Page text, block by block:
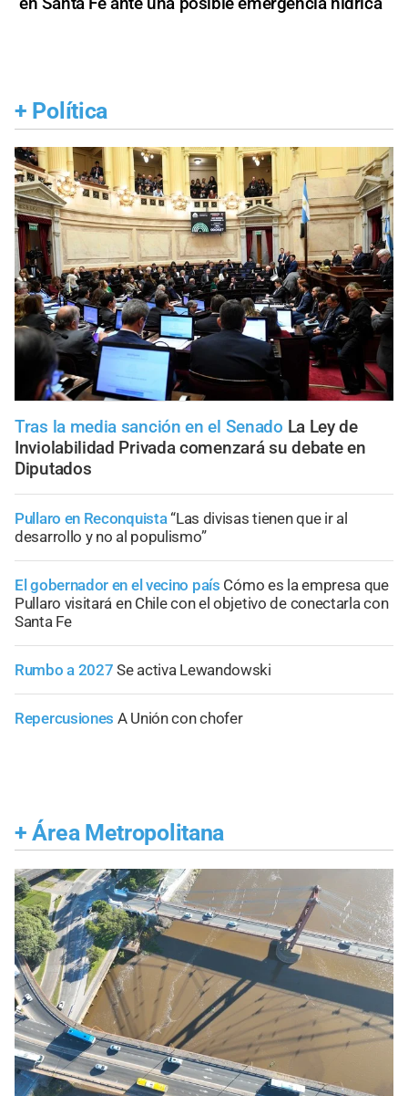
+ Política
Tras la media sanción en el Senado La Ley de
Inviolabilidad Privada comenzará su debate en
Diputados
Pullaro en Reconquista“Las divisas tienen que ir al
desarrollo y no al populismo”
El gobernador en el vecino país Cómo es la empresa que
Pullaro visitará en Chile con el objetivo de conectarla con
Santa Fe
Rumbo a 2027 Se activa Lewandowski
Repercusiones A Unión con chofer
+ Área Metropolitana